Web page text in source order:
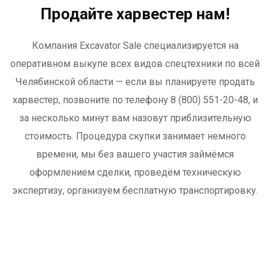
Продайте харвестер нам!
Компания Excavator Sale специализируется на
оперативном выкупе всех видов спецтехники по всей
Челябинской области — если вы планируете продать
харвестер, позвоните по телефону 8 (800) 551-20-48, и
за несколько минут вам назовут приблизительную
стоимость. Процедура скупки занимает немного
времени, мы без вашего участия займёмся
оформлением сделки, проведём техническую
экспертизу, организуем бесплатную транспортировку.